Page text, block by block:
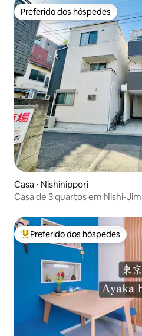
Preferido dos hóspedes
Preferido dos hóspedes
Casa ⋅ Nishinippori
Casa de 3 quartos em Nishi-
Entre os melhores preferidos
Preferido dos hóspedes